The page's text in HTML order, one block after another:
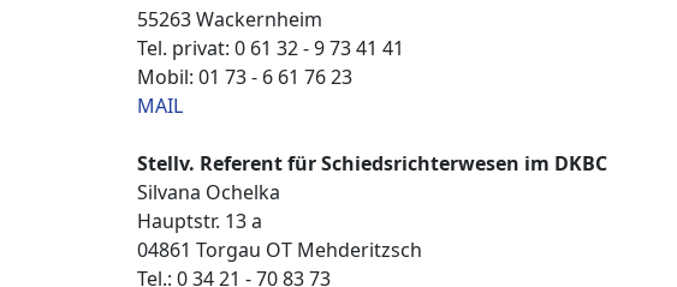
55263 Wackernheim
Tel. privat: 0 61 32 - 9 73 41 41
Mobil: 01 73 - 6 61 76 23
MAIL
Stellv. Referent für Schiedsrichterwesen im DKBC
Silvana Ochelka
Hauptstr. 13 a
04861 Torgau OT Mehderitzsch
Tel.: 0 34 21 - 70 83 73